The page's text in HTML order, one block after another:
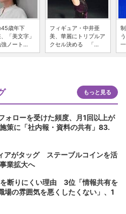
歳年下
「美文字」
ノート...
フィギュア・中井亜
美、華麗にトリプルア
クセル決める 「...
もっと見る
ォローを受けた頻度、月1回以上が
に「社内報・資料の共有」83.
アがタッグ ステーブルコインを活
業拡大へ
を断りにくい理由 3位「情報共有を
場の雰囲気を悪くしたくない」、1